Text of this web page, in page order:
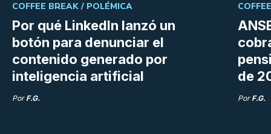
Por qué LinkedIn lanzó un
botón para denunciar el
contenido generado por
inteligencia artificial
COFFEE BREAK / POLÉMICA
Por F.G.
de
Por F.G.